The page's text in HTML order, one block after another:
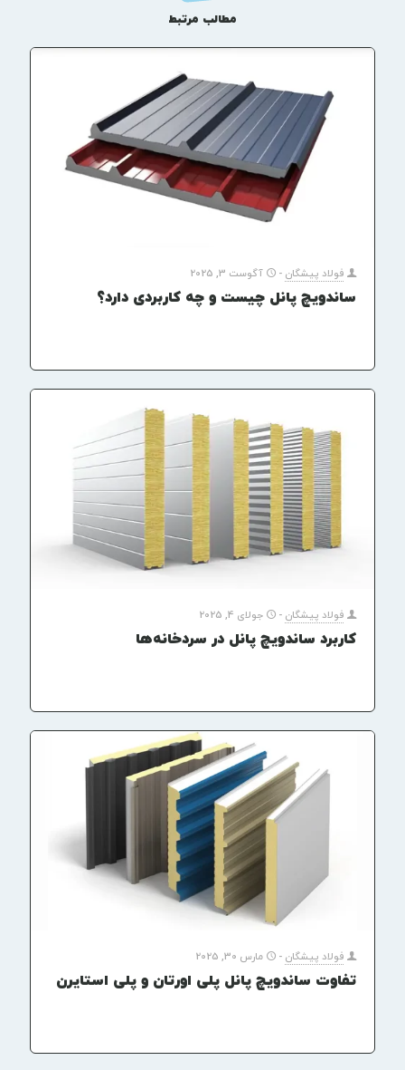
مطالب مرتبط
فولاد پیشگان - آگوست 3, 2025
ساندویچ پانل چیست و چه کاربردی دارد؟
فولاد پیشگان - جولای 4, 2025
کاربرد ساندویچ پانل در سردخانه‌ها
فولاد پیشگان - مارس 30, 2025
تفاوت ساندویچ پانل پلی اورتان و پلی استایرن